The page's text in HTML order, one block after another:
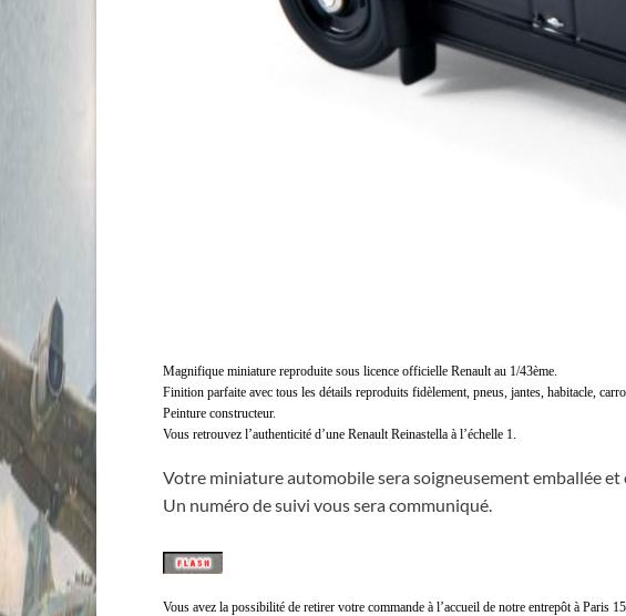
Magnifique miniature reproduite sous licence officielle Renault au 1/43ème.
Finition parfaite avec tous les détails reproduits fidèlement, pneus, jantes, habitacle,
Peinture constructeur.
Vous retrouvez l’authenticité d’une Renault Reinastella à l’échelle 1.
Votre miniature automobile sera soigneusement emballée et
Un numéro de suivi vous sera communiqué.
Vous avez la possibilité de retirer votre commande à l’accueil de notre entrepôt à Paris